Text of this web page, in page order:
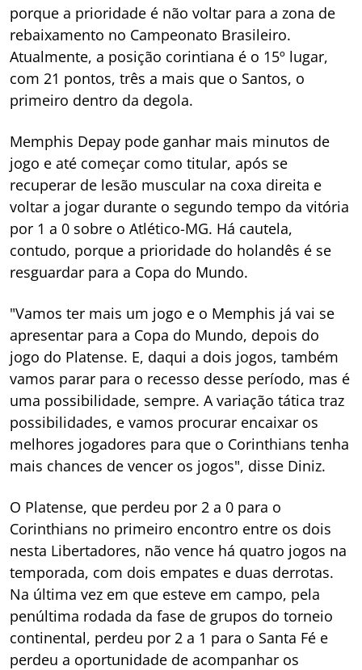
porque a prioridade é não voltar para a zona de
rebaixamento no Campeonato Brasileiro.
Atualmente, a posição corintiana é o 15º lugar,
com 21 pontos, três a mais que o Santos, o
primeiro dentro da degola.
Memphis Depay pode ganhar mais minutos de
jogo e até começar como titular, após se
recuperar de lesão muscular na coxa direita e
voltar a jogar durante o segundo tempo da vitória
por 1 a 0 sobre o Atlético-MG. Há cautela,
contudo, porque a prioridade do holandês é se
resguardar para a Copa do Mundo.
"Vamos ter mais um jogo e o Memphis já vai se
apresentar para a Copa do Mundo, depois do
jogo do Platense. E, daqui a dois jogos, também
vamos parar para o recesso desse período, mas é
uma possibilidade, sempre. A variação tática traz
possibilidades, e vamos procurar encaixar os
melhores jogadores para que o Corinthians tenha
mais chances de vencer os jogos", disse Diniz.
O Platense, que perdeu por 2 a 0 para o
Corinthians no primeiro encontro entre os dois
nesta Libertadores, não vence há quatro jogos na
temporada, com dois empates e duas derrotas.
Na última vez em que esteve em campo, pela
penúltima rodada da fase de grupos do torneio
continental, perdeu por 2 a 1 para o Santa Fé e
perdeu a oportunidade de acompanhar os